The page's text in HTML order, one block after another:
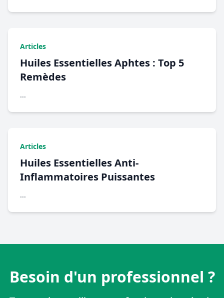
Articles
Huiles Essentielles Aphtes : Top 5
Remèdes
...
Articles
Huiles Essentielles Anti-
Inflammatoires Puissantes
...
Besoin d'un professionnel ?